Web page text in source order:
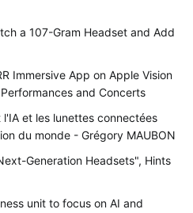
a 107-Gram Headset and Add
Immersive App on Apple Vision
and Concerts
et les lunettes connectées
du monde - Grégory MAUBON
Generation Headsets", Hints
unit to focus on AI and